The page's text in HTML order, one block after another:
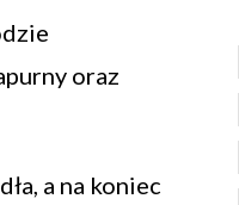
oraz
a na koniec